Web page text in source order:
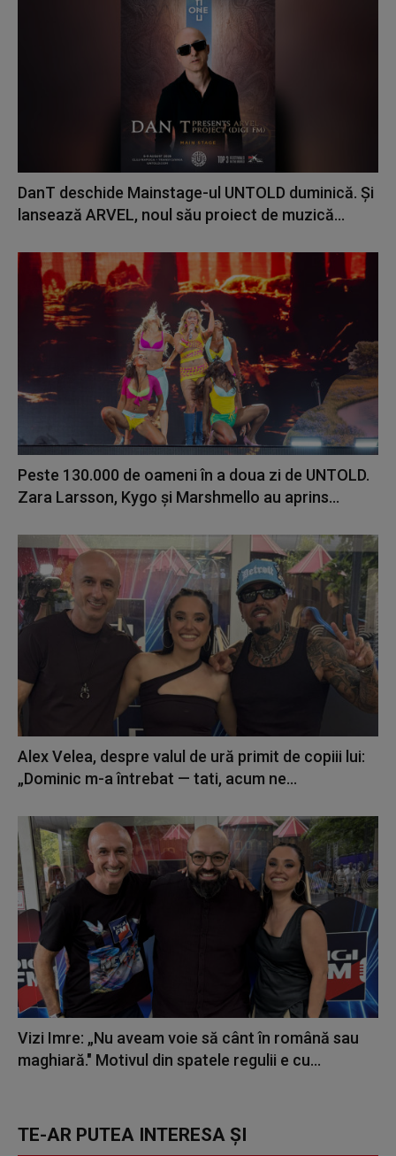
DanT deschide Mainstage-ul UNTOLD duminică. Și
lansează ARVEL, noul său proiect de muzică...
Peste 130.000 de oameni în a doua zi de UNTOLD.
Zara Larsson, Kygo și Marshmello au aprins...
Alex Velea, despre valul de ură primit de copiii lui:
„Dominic m-a întrebat — tati, acum ne...
Vizi Imre: „Nu aveam voie să cânt în română sau
maghiară." Motivul din spatele regulii e cu...
TE-AR PUTEA INTERESA ȘI